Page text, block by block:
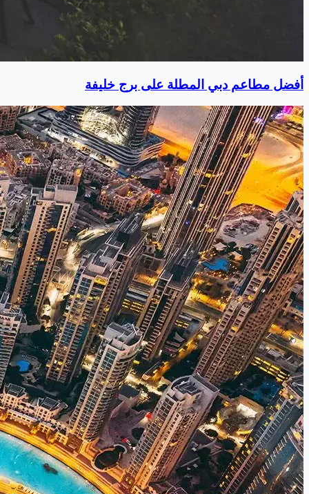
أفضل مطاعم دبي المطلة على برج خليفة